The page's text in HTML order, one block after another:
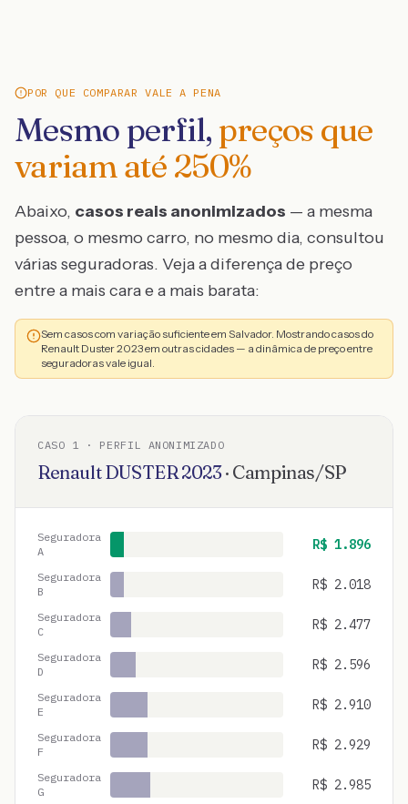
POR QUE COMPARAR VALE A PENA
Mesmo perfil, preços que
variam até 250%
Abaixo, casos reais anonimizados — a mesma
pessoa, o mesmo carro, no mesmo dia, consultou
várias seguradoras. Veja a diferença de preço
entre a mais cara e a mais barata:
Sem casos com variação suficiente em Salvador. Mostrando casos do
Renault Duster 2023 em outras cidades — a dinâmica de preço entre
seguradoras vale igual.
CASO 1 · PERFIL ANONIMIZADO
RenaultDUSTER2023· Campinas/SP
Seguradora
A
R$ 1.896
Seguradora
B
R$ 2.018
Seguradora
C
R$ 2.477
Seguradora
D
R$ 2.596
Seguradora
E
R$ 2.910
Seguradora
F
R$ 2.929
Seguradora
G
R$ 2.985